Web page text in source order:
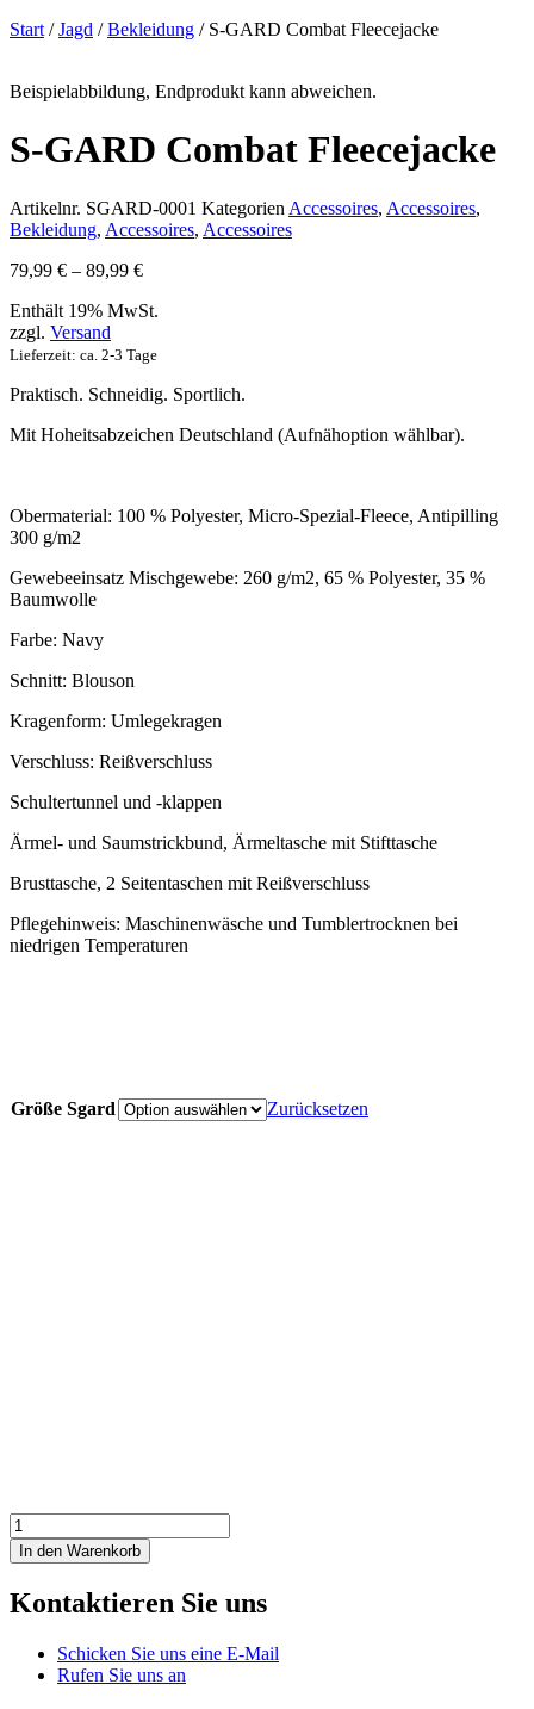
Start /Jagd /Bekleidung / S-GARD Combat Fleecejacke
Beispielabbildung, Endprodukt kann abweichen.
S-GARD Combat Fleecejacke
Artikelnr. SGARD-0001 Kategorien Accessoires, Accessoires,
Bekleidung, Accessoires, Accessoires
79,99 € – 89,99 €
Enthält 19% MwSt.
zzgl. Versand
Lieferzeit: ca. 2-3 Tage
Praktisch. Schneidig. Sportlich.
Mit Hoheitsabzeichen Deutschland (Aufnähoption wählbar).
Obermaterial: 100 % Polyester, Micro-Spezial-Fleece, Antipilling
300 g/m2
Gewebeeinsatz Mischgewebe: 260 g/m2, 65 % Polyester, 35 %
Baumwolle
Farbe: Navy
Schnitt: Blouson
Kragenform: Umlegekragen
Verschluss: Reißverschluss
Schultertunnel und -klappen
Ärmel- und Saumstrickbund, Ärmeltasche mit Stifttasche
Brusttasche, 2 Seitentaschen mit Reißverschluss
Pflegehinweis: Maschinenwäsche und Tumblertrocknen bei
niedrigen Temperaturen
Größe Sgard Zurücksetzen
S-
GARD
Combat
Menge
In den Warenkorb
Kontaktieren Sie uns
Schicken Sie uns eine E-Mail
Rufen Sie uns an